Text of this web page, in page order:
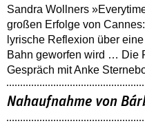
Sandra Wollners
großen Erfolge von
lyrische Reflexion über
Bahn geworfen wird … Die
Gespräch mit Anke
Nahaufnahme von